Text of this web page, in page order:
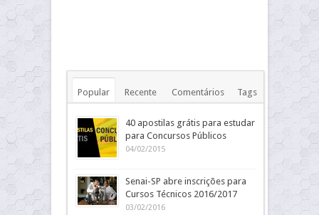
Popular Recente Comentários Tags
40 apostilas grátis para estudar
para Concursos Públicos
04/02/2015
Senai-SP abre inscrições para
Cursos Técnicos 2016/2017
03/02/2016